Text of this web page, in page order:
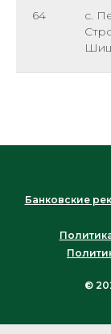
64
с.
Банковские
©